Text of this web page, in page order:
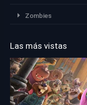
Zombies
Las más vistas